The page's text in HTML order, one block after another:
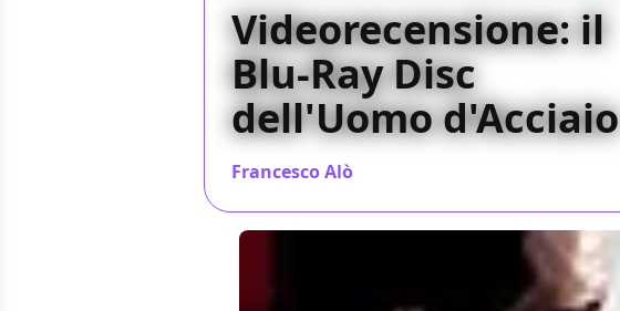
Videorecensione: il
Blu-Ray Disc
dell'Uomo d'Acciaio
Francesco Alò